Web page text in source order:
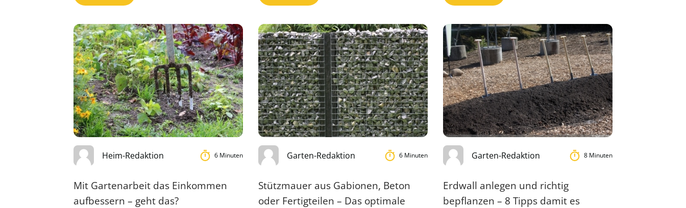
Heim-Redaktion 6 Minuten
Mit Gartenarbeit das Einkommen
aufbessern – geht das?
Garten-Redaktion 6 Minuten
Stützmauer aus Gabionen, Beton
oder Fertigteilen – Das optimale
Garten-Redaktion 8 Minuten
Erdwall anlegen und richtig
bepflanzen – 8 Tipps damit es